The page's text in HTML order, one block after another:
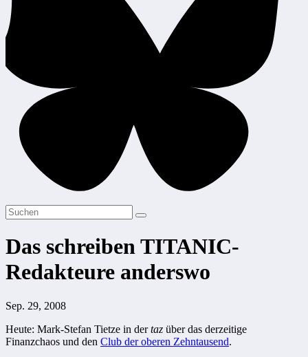
Das schreiben TITANIC-
Redakteure anderswo
Sep. 29, 2008
Heute: Mark-Stefan Tietze in dertaz über das derzeitige
Finanzchaos und den Club der oberen Zehntausend.